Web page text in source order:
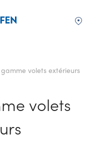
volets extérieurs
volets